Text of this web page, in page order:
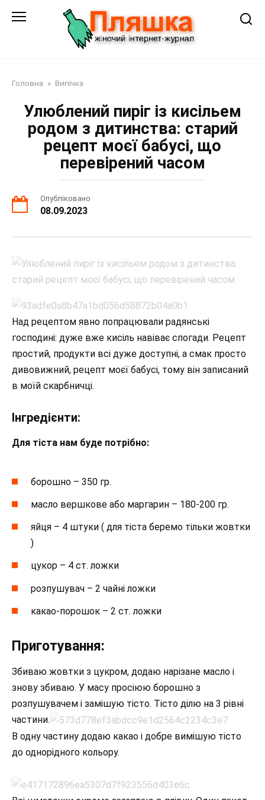
Головна » Випічка
Улюблений пиріг із кисільем
родом з дитинства: старий
рецепт моєї бабусі, що
перевірений часом
Опубліковано
08.09.2023
Над рецептом явно попрацювали радянські
господині: дуже вже кисіль навіває спогади. Рецепт
простий, продукти всі дуже доступні, а смак просто
дивовижний, рецепт моєї бабусі, тому він записаний
в моїй скарбничці.
Інгредієнти:
Для тіста нам буде потрібно:
борошно – 350 гр.
масло вершкове або маргарин – 180-200 гр.
яйця – 4 штуки ( для тіста беремо тільки жовтки
)
цукор – 4 ст. ложки
розпушувач – 2 чайні ложки
какао-порошок – 2 ст. ложки
Приготування:
Збиваю жовтки з цукром, додаю нарізане масло і
знову збиваю. У масу просіюю борошно з
розпушувачем і замішую тісто. Тісто ділю на 3 рівні
частини.
В одну частину додаю какао і добре вимішую тісто
до однорідного кольору.